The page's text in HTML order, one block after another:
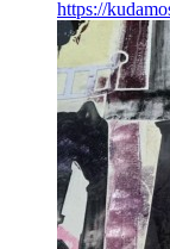
https://